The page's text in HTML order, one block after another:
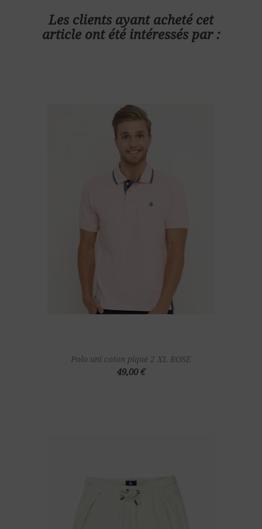
Les clients ayant acheté cet
article ont été intéressés par :
Polo uni coton piqué 2 XL ROSE
49,00 €